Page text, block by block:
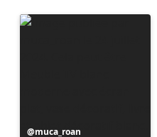
Publication
muca_roan